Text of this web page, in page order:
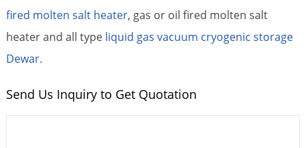
fired molten salt heater, gas or oil fired molten salt
heater and all type liquid gas vacuum cryogenic storage
Dewar.
Send Us Inquiry to Get Quotation